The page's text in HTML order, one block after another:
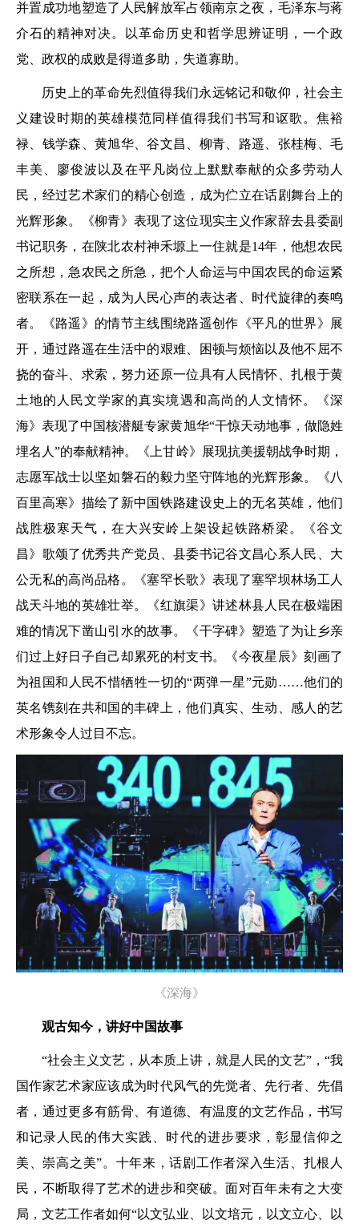
并置成功地塑造了人民解放军占领南京之夜，毛泽东与蒋
介石的精神对决。以革命历史和哲学思辨证明，一个政
党、政权的成败是得道多助，失道寡助。
历史上的革命先烈值得我们永远铭记和敬仰，社会主
义建设时期的英雄模范同样值得我们书写和讴歌。焦裕
禄、钱学森、黄旭华、谷文昌、柳青、路遥、张桂梅、毛
丰美、廖俊波以及在平凡岗位上默默奉献的众多劳动人
民，经过艺术家们的精心创造，成为伫立在话剧舞台上的
光辉形象。《柳青》表现了这位现实主义作家辞去县委副
书记职务，在陕北农村神禾塬上一住就是14年，他想农民
之所想，急农民之所急，把个人命运与中国农民的命运紧
密联系在一起，成为人民心声的表达者、时代旋律的奏鸣
者。《路遥》的情节主线围绕路遥创作《平凡的世界》展
开，通过路遥在生活中的艰难、困顿与烦恼以及他不屈不
挠的奋斗、求索，努力还原一位具有人民情怀、扎根于黄
土地的人民文学家的真实境遇和高尚的人文情怀。《深
海》表现了中国核潜艇专家黄旭华“干惊天动地事，做隐姓
埋名人”的奉献精神。《上甘岭》展现抗美援朝战争时期，
志愿军战士以坚如磐石的毅力坚守阵地的光辉形象。《八
百里高寒》描绘了新中国铁路建设史上的无名英雄，他们
战胜极寒天气，在大兴安岭上架设起铁路桥梁。《谷文
昌》歌颂了优秀共产党员、县委书记谷文昌心系人民、大
公无私的高尚品格。《塞罕长歌》表现了塞罕坝林场工人
战天斗地的英雄壮举。《红旗渠》讲述林县人民在极端困
难的情况下凿山引水的故事。《干字碑》塑造了为让乡亲
们过上好日子自己却累死的村支书。《今夜星辰》刻画了
为祖国和人民不惜牺牲一切的“两弹一星”元勋……他们的
英名镌刻在共和国的丰碑上，他们真实、生动、感人的艺
术形象令人过目不忘。
《深海》
观古知今，讲好中国故事
“社会主义文艺，从本质上讲，就是人民的文艺”，“我
国作家艺术家应该成为时代风气的先觉者、先行者、先倡
者，通过更多有筋骨、有道德、有温度的文艺作品，书写
和记录人民的伟大实践、时代的进步要求，彰显信仰之
美、崇高之美”。十年来，话剧工作者深入生活、扎根人
民，不断取得了艺术的进步和突破。面对百年未有之大变
局，文艺工作者如何“以文弘业、以文培元，以文立心、以